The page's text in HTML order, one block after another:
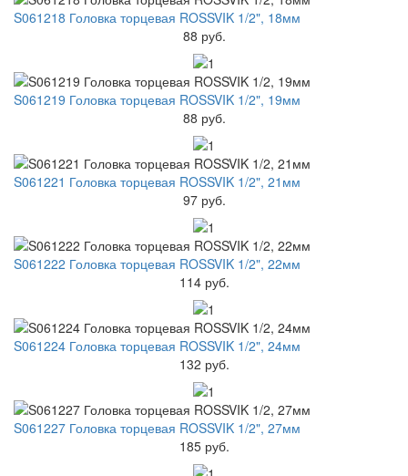
S061218 Головка торцевая ROSSVIK 1/2", 18мм
88 руб.
S061219 Головка торцевая ROSSVIK 1/2", 19мм
88 руб.
S061221 Головка торцевая ROSSVIK 1/2", 21мм
97 руб.
S061222 Головка торцевая ROSSVIK 1/2", 22мм
114 руб.
S061224 Головка торцевая ROSSVIK 1/2", 24мм
132 руб.
S061227 Головка торцевая ROSSVIK 1/2", 27мм
185 руб.